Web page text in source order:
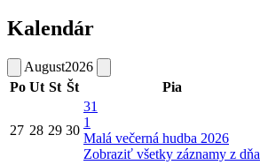
Kalendár
August2026
Po Ut St Št Pia
27 28 29 30
31
1
Malá večerná hudba 2026
Zobraziť všetky záznamy z dňa